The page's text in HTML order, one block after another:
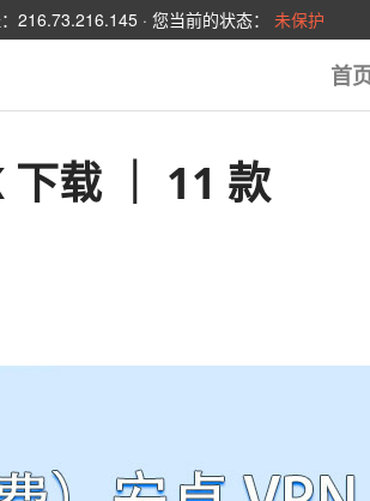
216.73.216.145 · 您当前的状态： 未保护
首
载 ｜ 11 款